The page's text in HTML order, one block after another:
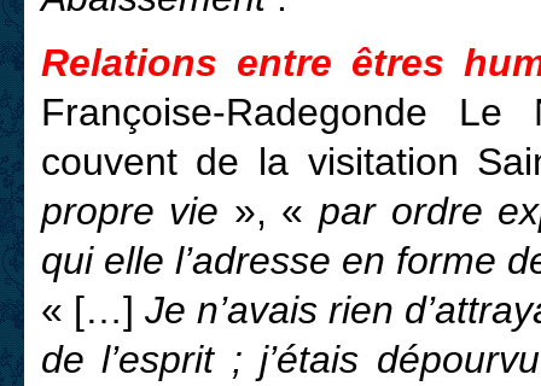
Relations entre êtres
Françoise-Radegonde
couvent de la visitation
propre vie », « par ordre
qui elle l’adresse en forme
« […] Je n’avais rien
de l’esprit ; j’étais